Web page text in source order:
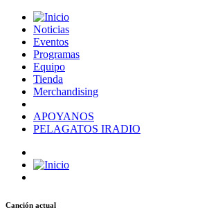
Noticias
Eventos
Programas
Equipo
Tienda
Merchandising
APOYANOS
PELAGATOS IRADIO
Canción actual